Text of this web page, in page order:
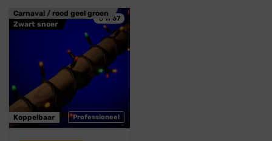
💧 IP67
Carnaval / rood geel groen
Zwart snoer
Professioneel
Koppelbaar